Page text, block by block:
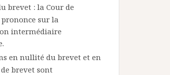
brevet : la Cour de
prononce sur la
intermédiaire
en nullité du brevet et en
brevet sont